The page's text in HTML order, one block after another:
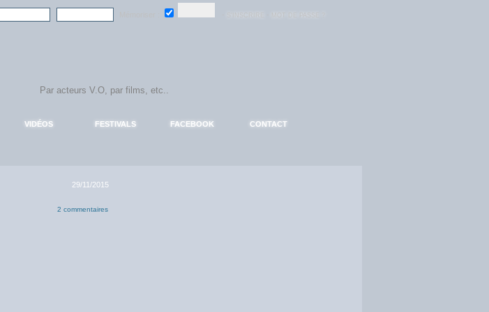
VIDÉOS FESTIVALS FACEBOOK CONTACT
29/11/2015
2 commentaires